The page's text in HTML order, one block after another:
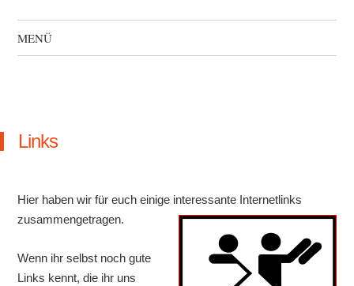
MENÜ
Links
Hier haben wir für euch einige interessante Internetlinks
zusammengetragen.
Wenn ihr selbst noch gute
Links kennt, die ihr uns